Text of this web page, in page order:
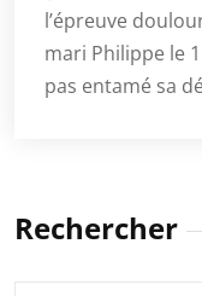
l’épreuve
mari Philippe le
pas entamé sa
Rechercher